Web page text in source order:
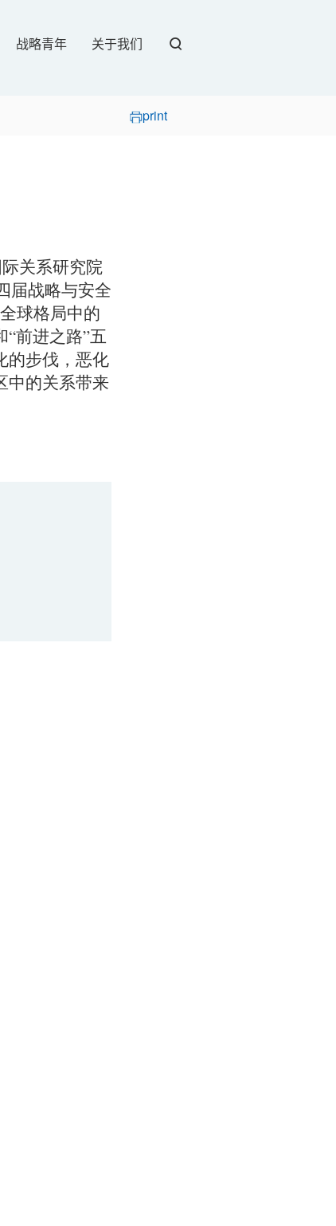
战略青年 关于我们
print
关系研究院
届战略与安全
球格局中的
“前进之路”五
的步伐，恶化
中的关系带来